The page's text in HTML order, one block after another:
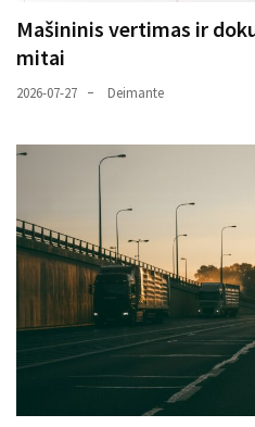
Mašininis vertimas ir
mitai
2026-07-27 Deimante